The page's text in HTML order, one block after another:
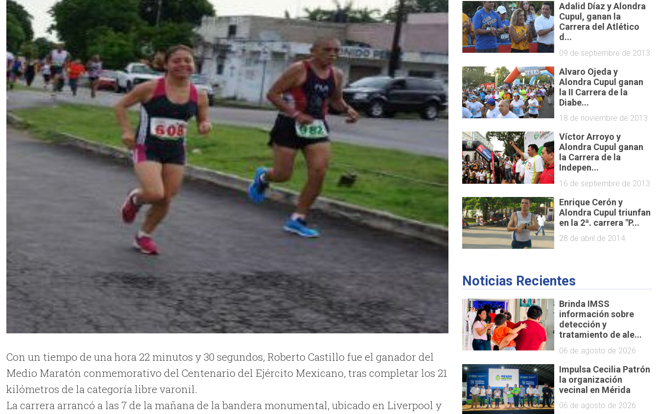
Con un tiempo de una hora 22 minutos y 30 segundos, Roberto Castillo fue el ganador del
Medio Maratón conmemorativo del Centenario del Ejército Mexicano, tras completar los 21
kilómetros de la categoría libre varonil.
La carrera arrancó a las 7 de la mañana de la bandera monumental, ubicado en Liverpool y
Adalid Díaz y Alondra
Cupul, ganan la
Carrera del Atlético
d...
09 de septiembre de 2013
Alvaro Ojeda y
Alondra Cupul ganan
la II Carrera de la
Diabe...
18 de noviembre de 2013
Víctor Arroyo y
Alondra Cupul ganan
la Carrera de la
Indepen...
16 de septiembre de 2013
Enrique Cerón y
Alondra Cupul triunfan
en la 2ª. carrera "P...
28 de abril de 2014
Noticias Recientes
Brinda IMSS
información sobre
detección y
tratamiento de ale...
06 de agosto de 2026
Impulsa Cecilia Patrón
la organización
vecinal en Mérida
06 de agosto de 2026